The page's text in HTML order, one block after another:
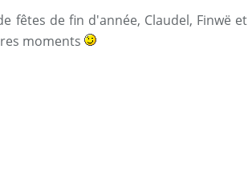
fêtes de fin d'année, Claudel, Finwë et
moments